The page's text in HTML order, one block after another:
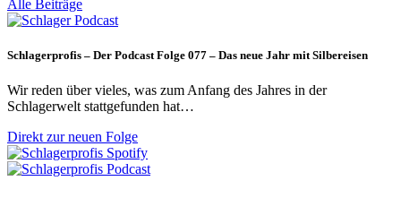
Alle Beiträge
Schlagerprofis – Der Podcast Folge 077 – Das neue Jahr mit Silbereisen
Wir reden über vieles, was zum Anfang des Jahres in der
Schlagerwelt stattgefunden hat…
Direkt zur neuen Folge